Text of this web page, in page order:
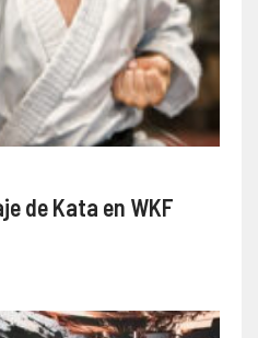
de Kata en WKF